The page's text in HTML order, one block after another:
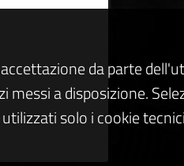
da parte
a disposizione.
solo i cookie